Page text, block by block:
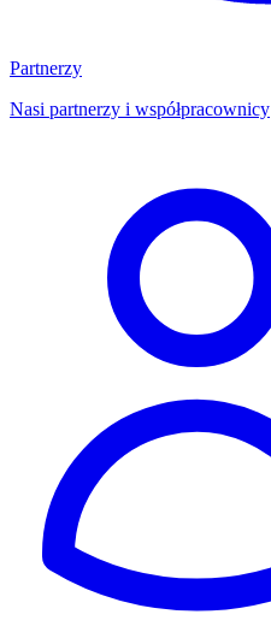
Partnerzy
Nasi partnerzy i współpracownicy